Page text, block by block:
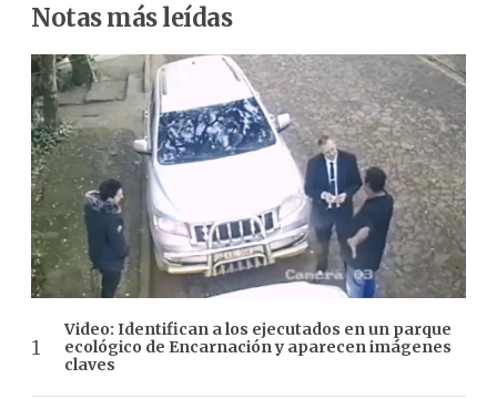
Notas más leídas
Video: Identifican a los ejecutados en un parque
ecológico de Encarnación y aparecen imágenes
claves